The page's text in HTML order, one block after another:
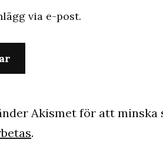
via e-post.
Akismet för att minska
.